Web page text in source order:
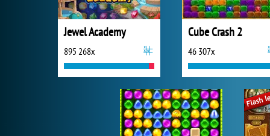
Jewel Academy
895 268x
Cube Crash 2
46 307x